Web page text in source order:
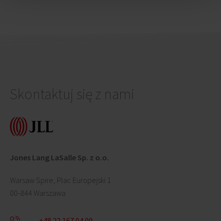
Skontaktuj się z nami
Jones Lang LaSalle Sp. z o.o.
Warsaw Spire, Plac Europejski 1
00-844 Warszawa